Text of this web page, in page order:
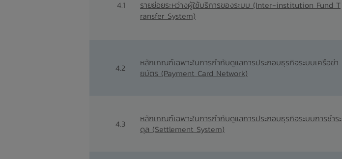
4.1
รายย่อยระหว่างผู้ใช้บริการของระบบ (Inter-institution Fund T
ransfer System)
4.2
หลักเกณฑ์เฉพาะในการกำกับดูแลการประกอบธุรกิจระบบเครือข่า
ยบัตร (Payment Card Network)
4.3
หลักเกณฑ์เฉพาะในการกำกับดูแลการประกอบธุรกิจระบบการชำระ
ดุล (Settlement System)